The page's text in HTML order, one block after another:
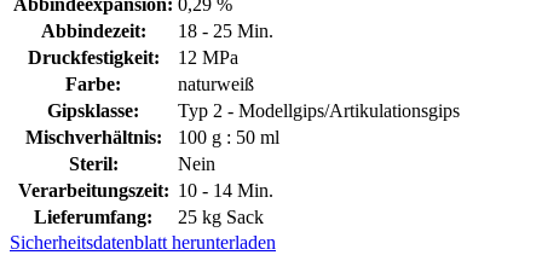
Abbindeexpansion: 0,29 %
Abbindezeit:
18 - 25 Min.
Druckfestigkeit:
12 MPa
Farbe:
naturweiß
Gipsklasse:
Typ 2 - Modellgips/Artikulationsgips
Mischverhältnis:
100 g : 50 ml
Steril:
Nein
Verarbeitungszeit: 10 - 14 Min.
Lieferumfang:
25 kg Sack
Sicherheitsdatenblatt herunterladen